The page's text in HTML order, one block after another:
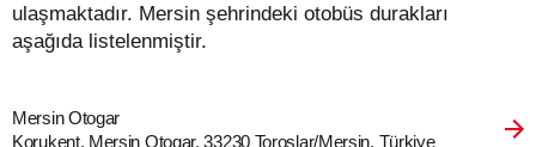
ulaşmaktadır. Mersin şehrindeki otobüs durakları
aşağıda listelenmiştir.
Mersin Otogar
Korukent, Mersin Otogar, 33230 Toroslar/Mersin, Türkiye